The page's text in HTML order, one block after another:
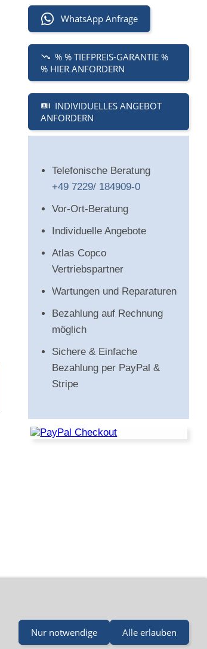
WhatsApp Anfrage
% % TIEFPREIS-GARANTIE %
% HIER ANFORDERN
INDIVIDUELLES ANGEBOT
ANFORDERN
Telefonische Beratung
+49 7229/ 184909-0
Vor-Ort-Beratung
Individuelle Angebote
Atlas Copco
Vertriebspartner
Wartungen und Reparaturen
Bezahlung auf Rechnung
möglich
Sichere & Einfache
Bezahlung per PayPal &
Stripe
Nur notwendige Alle erlauben